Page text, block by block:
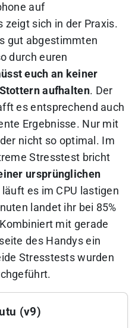
auf
zeigt sich in der Praxis.
gut abgestimmten
durch euren
euch an keiner
aufhalten. Der
es entsprechend auch
Ergebnisse. Nur mit
nicht so optimal. Im
Stresstest bricht
ursprünglichen
es im CPU lastigen
landet ihr bei 85%
mit gerade
des Handys ein
Stresstests wurden
(v9)